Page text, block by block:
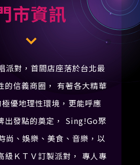
市資訊
派對，首間店座落於台北最
的信義商圈， 有著各大精華
優地理性環境，更能呼應
出發點的奠定， Sing!Go聚
尚、娛樂、美食、音樂，以
級ＫＴＶ訂製派對， 專人專